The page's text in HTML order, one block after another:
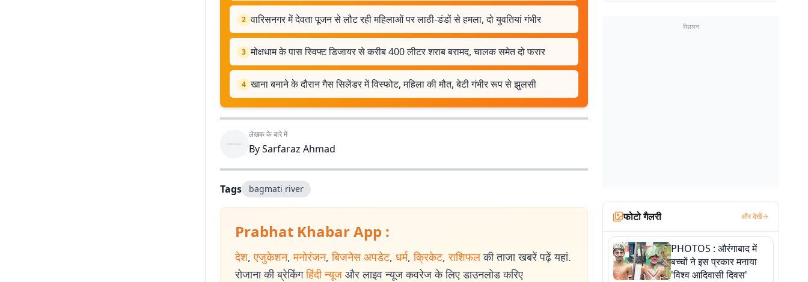
2 वारिसनगर में देवता पूजन से लौट रही महिलाओं पर लाठी-डंडों से हमला, दो युवतियां गंभीर
3 मोक्षधाम के पास स्विफ्ट डिजायर से करीब 400 लीटर शराब बरामद, चालक समेत दो फरार
4 खाना बनाने के दौरान गैस सिलेंडर में विस्फोट, महिला की मौत, बेटी गंभीर रूप से झुलसी
लेखक के बारे में
BySarfaraz Ahmad
Tags bagmati river
Prabhat Khabar App :
देश, एजुकेशन, मनोरंजन, बिजनेस अपडेट, धर्म, क्रिकेट, राशिफल की ताजा खबरें पढ़ें यहां.
रोजाना की ब्रेकिंग हिंदी न्यूज और लाइव न्यूज कवरेज के लिए डाउनलोड करिए
विज्ञापन
फोटो गैलरी और देखें
PHOTOS : औरंगाबाद में
बच्चों ने इस प्रकार मनाया
'विश्व आदिवासी दिवस'